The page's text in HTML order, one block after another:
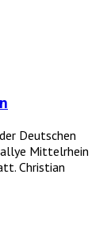
Deutschen
Mittelrhein
Christian